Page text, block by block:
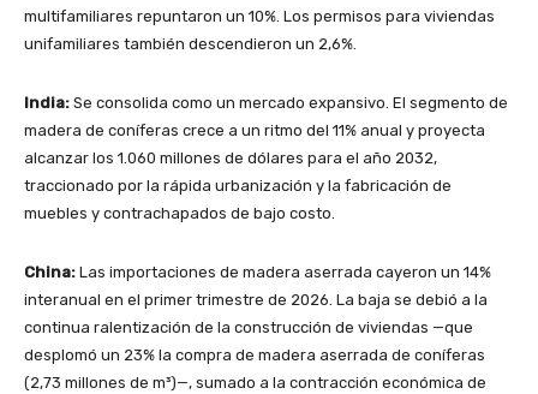
multifamiliares repuntaron un 10%. Los permisos para viviendas
unifamiliares también descendieron un 2,6%.
India: Se consolida como un mercado expansivo. El segmento de
madera de coníferas crece a un ritmo del 11% anual y proyecta
alcanzar los 1.060 millones de dólares para el año 2032,
traccionado por la rápida urbanización y la fabricación de
muebles y contrachapados de bajo costo.
China: Las importaciones de madera aserrada cayeron un 14%
interanual en el primer trimestre de 2026. La baja se debió a la
continua ralentización de la construcción de viviendas —que
desplomó un 23% la compra de madera aserrada de coníferas
(2,73 millones de m³)—, sumado a la contracción económica de